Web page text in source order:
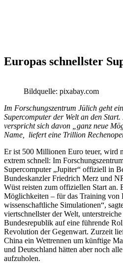
Europas schnellster
Bildquelle: pixabay.com
Im Forschungszentrum Jülich geht
Supercomputer der Welt an den
verspricht sich davon „ganz neue
Name, liefert eine Trillion
Er ist 500 Millionen Euro teuer, wird
extrem schnell: Im
Supercomputer „Jupiter“ offiziell in
Bundeskanzler Friedrich Merz und
Wüst reisten zum offiziellen Start an.
Möglichkeiten – für das Training
wissenschaftliche Simulationen“,
viertschnellster der Welt,
Bundesrepublik auf eine führende
Revolution der Gegenwart. Zurzeit
China ein Wettrennen um künftige
und Deutschland hätten aber noch
aufzuholen.